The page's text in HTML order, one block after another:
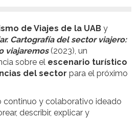
de Viajes de la UAB y
Cartografía del sector viajero:
viajaremos(2023), un
sobre el escenario turístico
del sector para el próximo
continuo y colaborativo ideado
describir, explicar y